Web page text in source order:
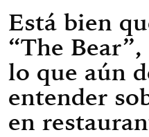
Está bien
“The
lo que aún
entender
en